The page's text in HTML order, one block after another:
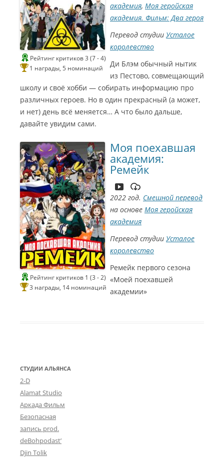
Рейтинг критиков 3 (7 - 4)
1 награды, 5 номинаций
С
и
н
р
2
0
2
0
академия, Моя геройская
академия. Фильм: Два героя
Перевод студии Усталое
королевство
Ди Блэм обычный нытик
из Пестово, совмещающий
школу и своё хобби — собирать информацию про
различных героев. Но в один прекрасный (а может,
и нет) день всё меняется… А что было дальше,
давайте увидим сами.
Рейтинг критиков 1 (3 - 2)
3 награды, 14 номинаций
Моя поехавшая
академия:
Ремейк
2022 год. Смешной перевод
на основе Моя геройская
академия
Перевод студии Усталое
королевство
Ремейк первого сезона
«Моей поехавшей
академии»
СТУДИИ АЛЬЯНСА
2-D
Alamat Studio
Аркада Фильм
Безопасная
запись prod.
deBohpodast’
Djin Tolik